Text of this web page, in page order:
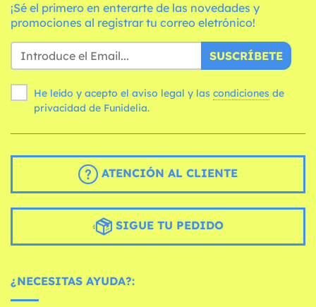
¡Sé el primero en enterarte de las novedades y
promociones al registrar tu correo eletrónico!
SUSCRÍBETE
He leído y acepto el aviso legal y las condiciones
privacidad de Funidelia.
ATENCIÓN AL CLIENTE
SIGUE TU PEDIDO
¿NECESITAS AYUDA?: